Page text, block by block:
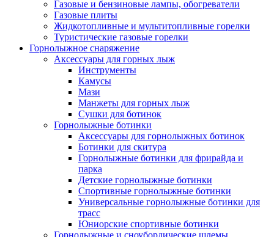
Газовые и бензиновые лампы, обогреватели
Газовые плиты
Жидкотопливные и мультитопливные горелки
Туристические газовые горелки
Горнолыжное снаряжение
Аксессуары для горных лыж
Инструменты
Камусы
Мази
Манжеты для горных лыж
Сушки для ботинок
Горнолыжные ботинки
Аксессуары для горнолыжных ботинок
Ботинки для скитура
Горнолыжные ботинки для фрирайда и
парка
Детские горнолыжные ботинки
Спортивные горнолыжные ботинки
Универсальные горнолыжные ботинки для
трасс
Юниорские спортивные ботинки
Горнолыжные и сноубордические шлемы